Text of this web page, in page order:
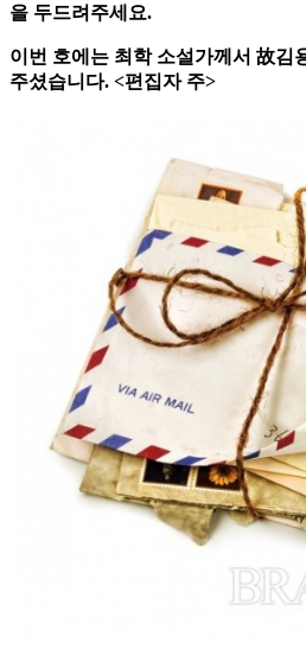
을 두드려주세요.
이번 호에는 최학 소설가께서 故김
주셨습니다. <편집자 주>